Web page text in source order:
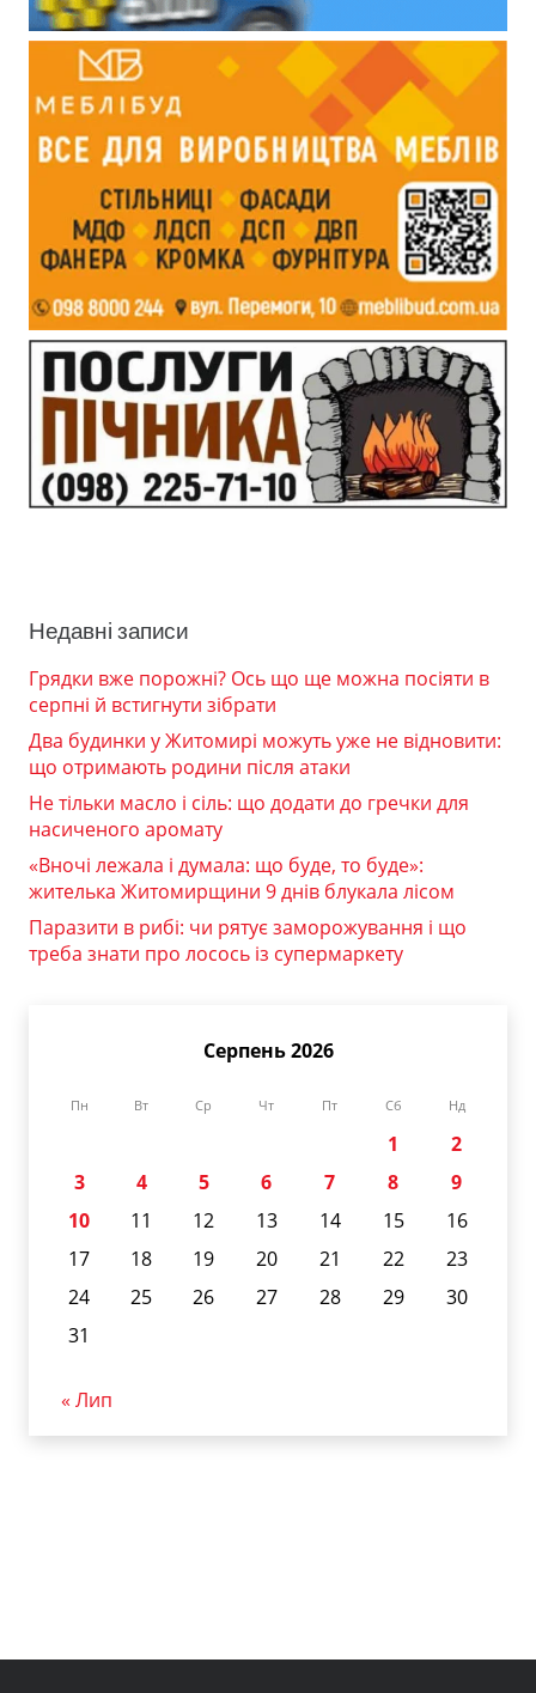
Недавні записи
Грядки вже порожні? Ось що ще можна посіяти в
серпні й встигнути зібрати
Два будинки у Житомирі можуть уже не відновити:
що отримають родини після атаки
Не тільки масло і сіль: що додати до гречки для
насиченого аромату
«Вночі лежала і думала: що буде, то буде»:
жителька Житомирщини 9 днів блукала лісом
Паразити в рибі: чи рятує заморожування і що
треба знати про лосось із супермаркету
Серпень 2026
Пн Вт Ср Чт Пт Сб Нд
1
2
3
4 5 6 7 8
9
10
11 12 13 14 15
16
17
18 19 20 21 22
23
24
25 26 27 28 29
30
31
« Лип